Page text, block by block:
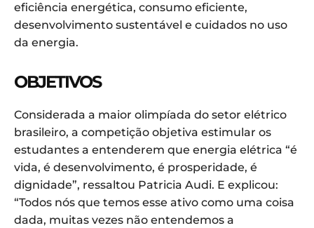
eficiência energética, consumo eficiente,
desenvolvimento sustentável e cuidados no uso
da energia.
OBJETIVOS
Considerada a maior olimpíada do setor elétrico
brasileiro, a competição objetiva estimular os
estudantes a entenderem que energia elétrica “é
vida, é desenvolvimento, é prosperidade, é
dignidade”, ressaltou Patricia Audi. E explicou:
“Todos nós que temos esse ativo como uma coisa
dada, muitas vezes não entendemos a